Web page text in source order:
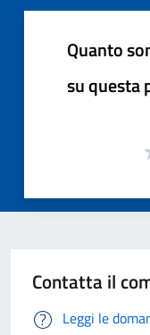
Quanto
su questa
Contatta il
Leggi le